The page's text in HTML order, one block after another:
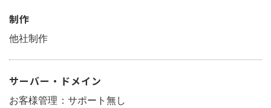
制作
他社制作
サーバー・ドメイン
お客様管理：サポート無し